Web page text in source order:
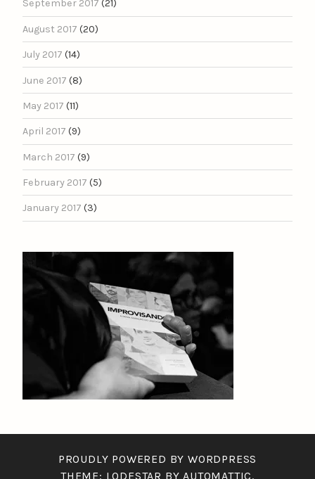
September 2017 (21)
August 2017 (20)
July 2017 (14)
June 2017 (8)
May 2017 (11)
April 2017 (9)
March 2017 (9)
February 2017 (5)
January 2017 (3)
PROUDLY POWERED BY WORDPRESS
THEME: LODESTAR BY AUTOMATTIC.